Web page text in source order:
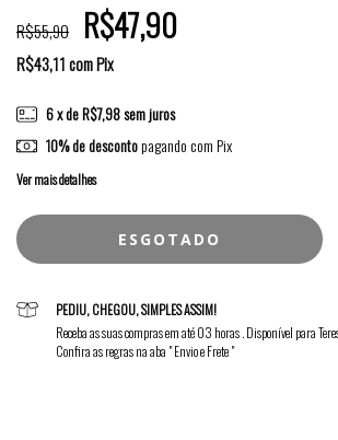
R$55,90 R$47,90
R$43,11comPix
6x deR$7,98sem juros
10% de descontopagando com Pix
Ver mais detalhes
PEDIU, CHEGOU, SIMPLES ASSIM!
Receba as suas compras em até 03 horas . Disponível para
Confira as regras na aba " Envio e Frete "